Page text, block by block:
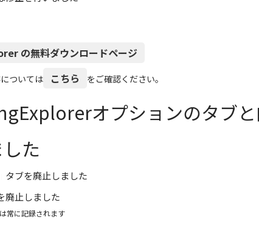
の無料ダウンロードページ
ついては こちら をご確認ください。
オプションのタブと
た
タブを廃止しました
廃止しました
常に記録されます